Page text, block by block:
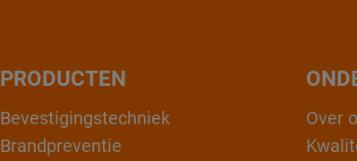
PRODUCTEN
Bevestigingstechniek
Brandpreventie
Over